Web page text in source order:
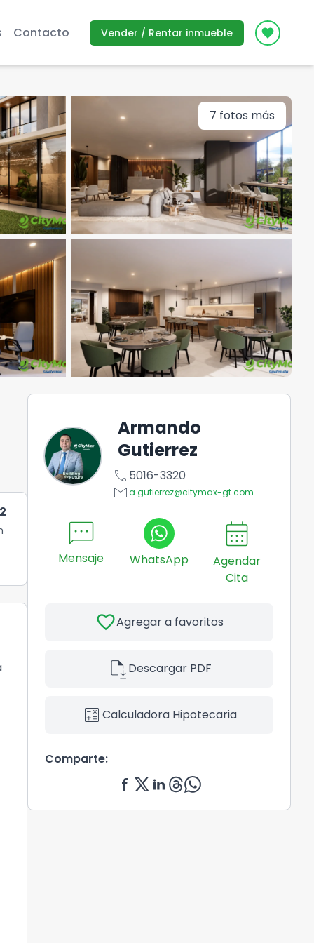
Contacto Vender / Rentar inmueble Icon
7 fotos más
Armando
Gutierrez
call 5016-3320
emaila.gutierrez@citymax-gt.com
sms
Mensaje WhatsApp
calendar_month
Agendar
Cita
favoriteAgregar a favoritos
file_saveDescargar PDF
calculate Calculadora Hipotecaria
Comparte: